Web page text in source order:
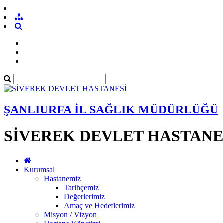
ŞANLIURFA İL SAĞLIK MÜDÜRLÜĞÜ
SİVEREK DEVLET
Kurumsal
Hastanemiz
Tarihçemiz
Değerlerimiz
Amaç ve Hedeflerimiz
Misyon / Vizyon